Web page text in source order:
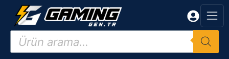
İçeriğe
Products
search